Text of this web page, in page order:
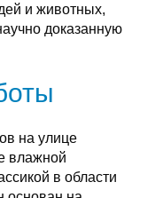
и животных,
доказанную
на улице
влажной
в области